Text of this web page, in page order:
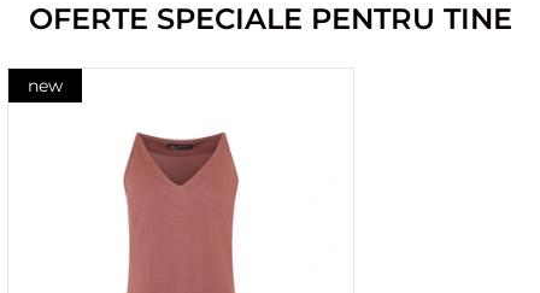
OFERTE SPECIALE PENTRU TINE
new